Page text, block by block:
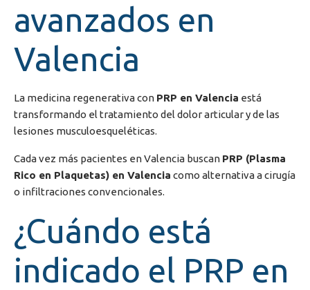
avanzados en
Valencia
La medicina regenerativa con PRP en Valencia está
transformando el tratamiento del dolor articular y de las
lesiones musculoesqueléticas.
Cada vez más pacientes enValencia buscan PRP (Plasma
Rico en Plaquetas) en Valencia como alternativa a cirugía
o infiltraciones convencionales.
¿Cuándo está
indicado el PRP en